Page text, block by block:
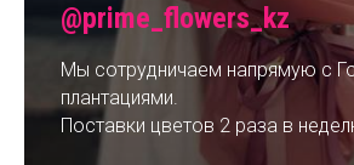
@prime_flowers_kz
Мы сотрудничаем напрямую с
плантациями.
Поставки цветов 2 раза в